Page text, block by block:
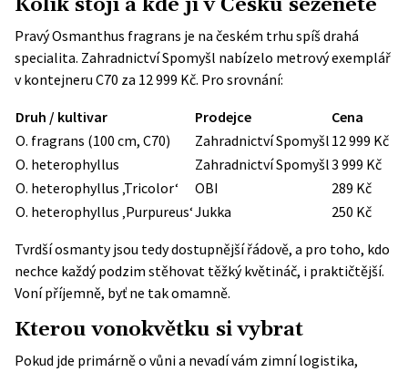
Pravý Osmanthus fragrans je na českém trhu spíš drahá
specialita. Zahradnictví Spomyšl nabízelo metrový exemplář
v kontejneru C70 za 12 999 Kč. Pro srovnání:
Druh / kultivar Prodejce
Cena
O. fragrans (100 cm, C70)
Zahradnictví Spomyšl 12 999 Kč
O. heterophyllus
Zahradnictví Spomyšl3 999 Kč
O. heterophyllus ‚Tricolor‘
OBI
289 Kč
O. heterophyllus ‚Purpureus‘Jukka 250 Kč
Tvrdší osmanty jsou tedy dostupnější řádově, a pro toho, kdo
nechce každý podzim stěhovat těžký květináč, i praktičtější.
Voní příjemně, byť ne tak omamně.
Kterou vonokvětku si vybrat
Pokud jde primárně o vůni a nevadí vám zimní logistika,